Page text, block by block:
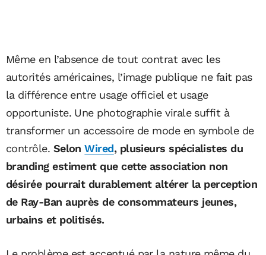
Même en l’absence de tout contrat avec les
autorités américaines, l’image publique ne fait pas
la différence entre usage officiel et usage
opportuniste. Une photographie virale suffit à
transformer un accessoire de mode en symbole de
contrôle. SelonWired, plusieurs spécialistes du
branding estiment que cette association non
désirée pourrait durablement altérer la perception
de Ray-Ban auprès de consommateurs jeunes,
urbains et politisés.